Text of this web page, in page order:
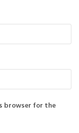
browser for the